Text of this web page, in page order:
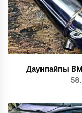
Даунпайпы